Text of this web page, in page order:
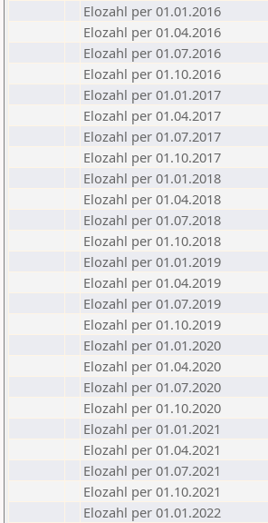
Elozahl per 01.01.2016
Elozahl per 01.04.2016
Elozahl per 01.07.2016
Elozahl per 01.10.2016
Elozahl per 01.01.2017
Elozahl per 01.04.2017
Elozahl per 01.07.2017
Elozahl per 01.10.2017
Elozahl per 01.01.2018
Elozahl per 01.04.2018
Elozahl per 01.07.2018
Elozahl per 01.10.2018
Elozahl per 01.01.2019
Elozahl per 01.04.2019
Elozahl per 01.07.2019
Elozahl per 01.10.2019
Elozahl per 01.01.2020
Elozahl per 01.04.2020
Elozahl per 01.07.2020
Elozahl per 01.10.2020
Elozahl per 01.01.2021
Elozahl per 01.04.2021
Elozahl per 01.07.2021
Elozahl per 01.10.2021
Elozahl per 01.01.2022